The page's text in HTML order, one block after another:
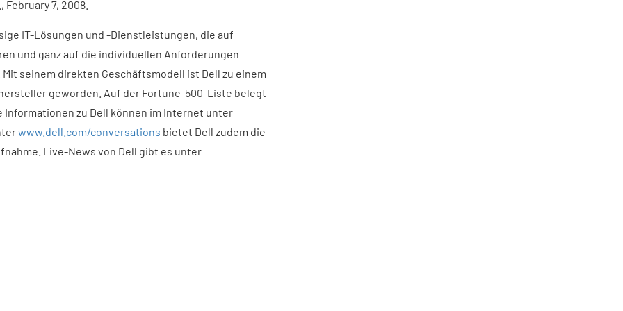
7, 2008.
IT-Lösungen und -Dienstleistungen, die auf
und ganz auf die individuellen Anforderungen
seinem direkten Geschäftsmodell ist Dell zu einem
geworden. Auf der Fortune-500-Liste belegt
Informationen zu Dell können im Internet unter
www.dell.com/conversations bietet Dell zudem die
Live-News von Dell gibt es unter